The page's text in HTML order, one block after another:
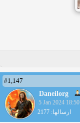
#1,147
Daneilorg
5 Jan 2024 18:50
ارسالها: 2177